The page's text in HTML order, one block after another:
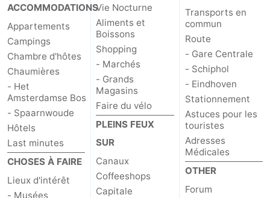
ACCOMMODATIONS
Appartements
Campings
Chambre d'hôtes
Chaumières
- Het
Amsterdamse Bos
- Spaarnwoude
Hôtels
Last minutes
CHOSES À FAIRE
Lieux d'intérêt
- Musées
Vie Nocturne
Aliments et
Boissons
Shopping
- Marchés
- Grands
Magasins
Faire du vélo
PLEINS FEUX
SUR
Canaux
Coffeeshops
Capitale
Transports en
commun
Route
- Gare Centrale
- Schiphol
- Eindhoven
Stationnement
Astuces pour les
touristes
Adresses
Médicales
OTHER
Forum